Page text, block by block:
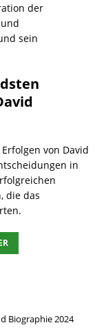
der
sein
von David
in
die das
Biographie 2024